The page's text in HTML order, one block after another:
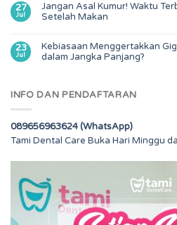
27
Jul
Jangan Asal Kumur! Waktu
Setelah Makan
23
Jul
Kebiasaan Menggertakkan
dalam Jangka Panjang?
INFO DAN PENDAFTARAN
089656963624 (WhatsApp)
Tami Dental Care Buka Hari Minggu